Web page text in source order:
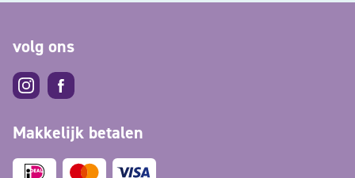
volg ons
Makkelijk betalen